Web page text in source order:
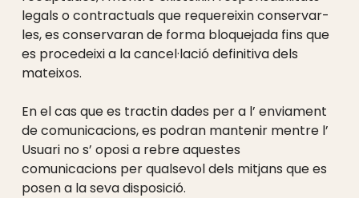
legals o contractuals que requereixin conservar-
les, es conservaran de forma bloquejada fins que
es procedeixi a la cancel·lació definitiva dels
mateixos.
En el cas que es tractin dades per a l’ enviament
de comunicacions, es podran mantenir mentre l’
Usuari no s’ oposi a rebre aquestes
comunicacions per qualsevol dels mitjans que es
posen a la seva disposició.